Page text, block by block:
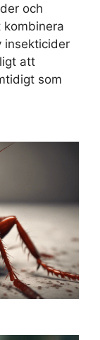
och
kombinera
insekticider
att
som